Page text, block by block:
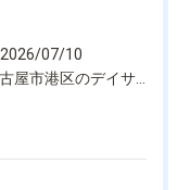
2026/07/10